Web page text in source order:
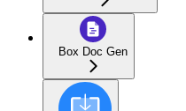
Box Doc Gen